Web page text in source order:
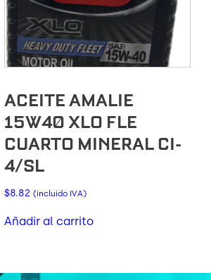
ACEITE AMALIE
15W40 XLO FLE
CUARTO MINERAL CI-
4/SL
$8.82 (incluido IVA)
Añadir al carrito